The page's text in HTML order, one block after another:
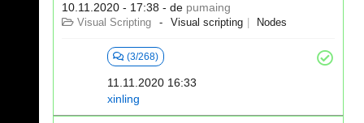
10.11.2020 - 17:38 - de pumaing
Visual Scripting Visual scripting Nodes
(3/268)
11.11.2020 16:33
xinling